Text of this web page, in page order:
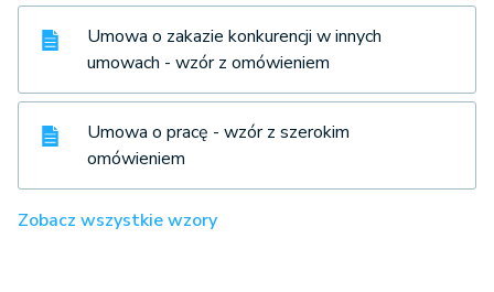
Umowa o zakazie konkurencji w innych
umowach - wzór z omówieniem
Umowa o pracę - wzór z szerokim
omówieniem
Zobacz wszystkie wzory